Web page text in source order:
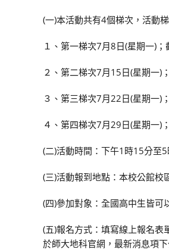
(一)本活動共有4個梯次，活動
１、第一梯次7月8日(星期一)
２、第二梯次7月15日(星期一)
３、第三梯次7月22日(星期一)
４、第四梯次7月29日(星期一)
(二)活動時間：下午1時15分至5
(三)活動報到地點：本校公館校
(四)參加對象：全國高中生皆可
(五)報名方式：填寫線上報名
於師大地科官網，最新消息項